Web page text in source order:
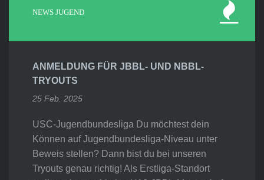
NEWS JUGEND
ANMELDUNG FÜR JBBL- UND NBBL-
TRYOUTS
25 Feb. 2025
USC-Jugendbundesliga Du möchtest dein
Können auf Jugendbundesliga-Niveau unter
Beweis stellen? Dann bist du bei unseren
Tryouts genau richtig! Als Erstliga-Standort